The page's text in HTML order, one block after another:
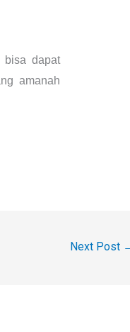
bisa dapat
amanah
Next Post